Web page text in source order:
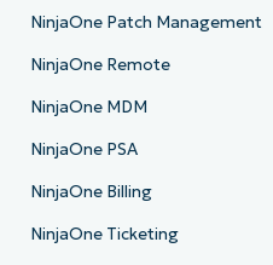
NinjaOne Patch Management
NinjaOne Remote
NinjaOne MDM
NinjaOne PSA
NinjaOne Billing
NinjaOne Ticketing